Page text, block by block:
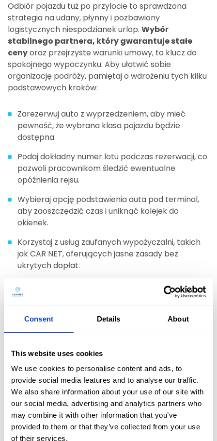
Consent Details About
This website uses cookies
We use cookies to personalise content and ads, to
provide social media features and to analyse our traffic.
We also share information about your use of our site with
our social media, advertising and analytics partners who
may combine it with other information that you’ve
provided to them or that they’ve collected from your use
of their services.
Odbiór pojazdu tuż po przylocie to sprawdzona
strategia na udany, płynny i pozbawiony
logistycznych niespodzianek urlop. Wybór
stabilnego partnera, który gwarantuje stałe
cenyoraz przejrzyste warunki umowy, to klucz do
spokojnego wypoczynku. Aby ułatwić sobie
organizację podróży, pamiętaj o wdrożeniu tych kilku
podstawowych kroków:
Zarezerwuj auto z wyprzedzeniem, aby mieć
pewność, że wybrana klasa pojazdu będzie
dostępna.
Podaj dokładny numer lotu podczas rezerwacji, co
pozwoli pracownikom śledzić ewentualne
opóźnienia rejsu.
Wybieraj opcję podstawienia auta pod terminal,
aby zaoszczędzić czas i uniknąć kolejek do
okienek.
Korzystaj z usług zaufanych wypożyczalni, takich
jak CAR NET, oferujących jasne zasady bez
ukrytych dopłat.
Często zadawane pytania (FAQ)
Kiedy wynajem auta na lotnisku się opłaca
najbardziej z punktu widzenia logistyki?
z dużą ilością bagażu, dziećmi lub planujesz
intensywne zwiedzanie miejsc słabo
skomunikowanych z centrum miasta.
Czy warto wynająć samochód na lotnisku, jeśli
mój samolot ląduje późno w nocy?
Tak, wypożyczenie auta w godzinach nocnych jest
doskonałym pomysłem, ponieważ chroni przed